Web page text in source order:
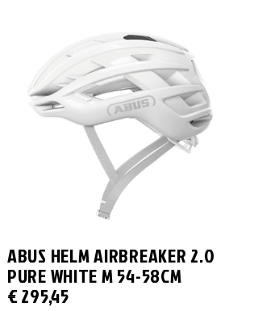
ABUS HELM AIRBREAKER 2.0
PURE WHITE M 54-58CM
€295,45